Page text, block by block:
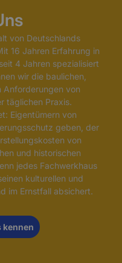
von Deutschlands
16 Jahren Erfahrung in
4 Jahren spezialisiert
wir die baulichen,
Anforderungen von
täglichen Praxis.
Eigentümern von
geben, der
von
und historischen
jedes Fachwerkhaus
kulturellen und
im Ernstfall absichert.
kennen